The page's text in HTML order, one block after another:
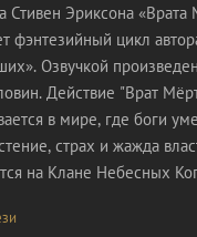
Стивен Эриксона
фэнтезийный цикл
Озвучкой
Действие "Врат
в мире, где боги
страх и жажда
на Клане Небесных
наёмников,
Каданом Варр. Они